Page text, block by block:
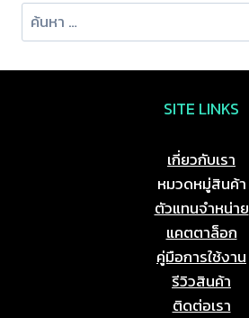
ค้นหา
สำหรับ:
SITE LINKS
เกี่ยวกับเรา
หมวดหมู่สินค้า
ตัวแทนจำหน่าย
แคตตาล็อก
คู่มือการใช้งาน
รีวิวสินค้า
ติดต่อเรา